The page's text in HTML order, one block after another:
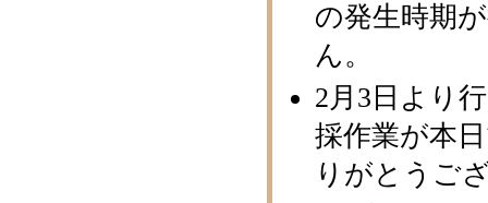
の発生時期
ん。
2月3日より
採作業が本
りがとうご